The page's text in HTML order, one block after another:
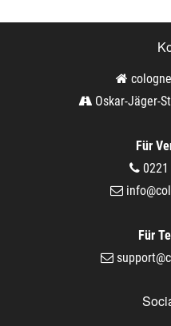
Oskar-Jäger-
Für
0221
Für